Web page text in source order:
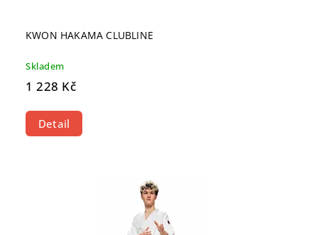
KWON HAKAMA CLUBLINE
Skladem
1 228 Kč
Detail